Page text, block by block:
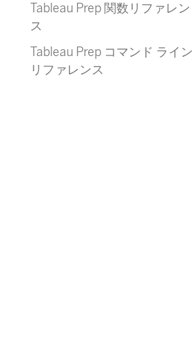
Tableau Prep 関数リファレン
ス
Tableau Prep コマンド ライン
リファレンス